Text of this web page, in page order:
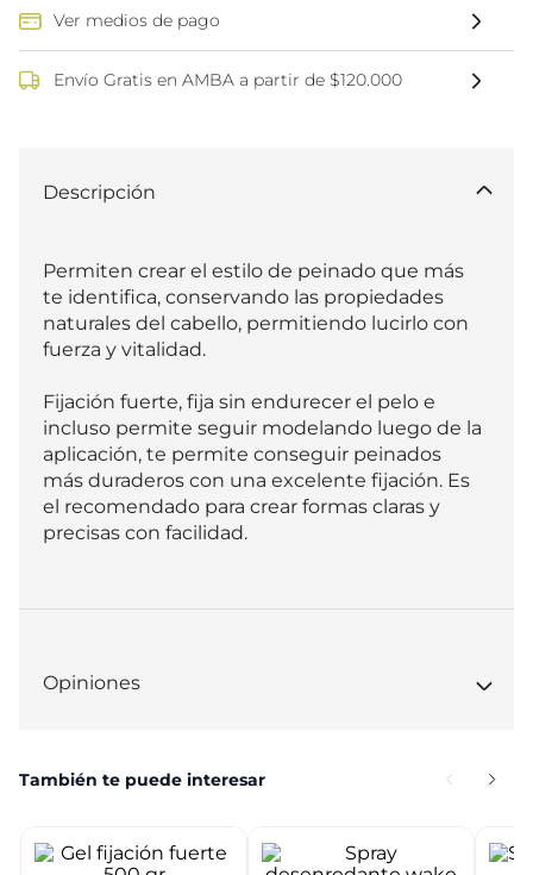
Ver medios de pago
Envío Gratis en AMBA a partir de $120.000
Descripción
Permiten crear el estilo de peinado que más
te identifica, conservando las propiedades
naturales del cabello, permitiendo lucirlo con
fuerza y vitalidad.
Fijación fuerte, fija sin endurecer el pelo e
incluso permite seguir modelando luego de la
aplicación, te permite conseguir peinados
más duraderos con una excelente fijación. Es
el recomendado para crear formas claras y
precisas con facilidad.
Opiniones
También te puede interesar